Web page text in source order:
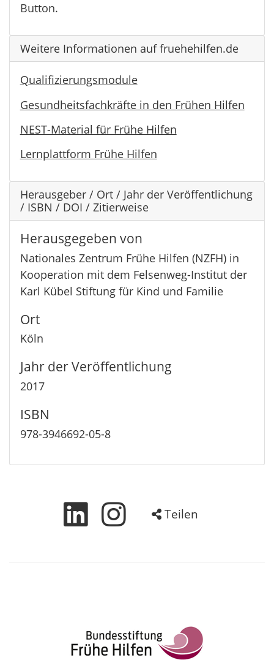
Button.
Weitere Informationen auf fruehehilfen.de
Qualifizierungsmodule
Gesundheitsfachkräfte in den Frühen Hilfen
NEST-Material für Frühe Hilfen
Lernplattform Frühe Hilfen
Herausgeber / Ort / Jahr der Veröffentlichung
/ ISBN / DOI / Zitierweise
Herausgegeben von
Nationales Zentrum Frühe Hilfen (NZFH) in
Kooperation mit dem Felsenweg-Institut der
Karl Kübel Stiftung für Kind und Familie
Ort
Köln
Jahr der Veröffentlichung
2017
ISBN
978-3­946692­-05-8
Teilen